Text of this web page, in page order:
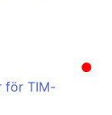
●
för TIM-